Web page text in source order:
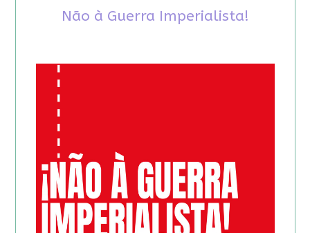
Não à Guerra Imperialista!